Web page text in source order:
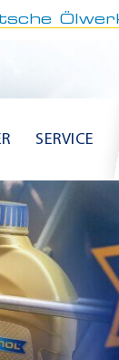
SERVICE